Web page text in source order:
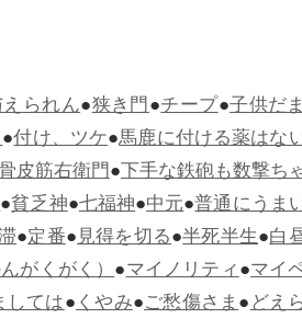
られん●狭き門●チープ●子供だ
●付け、ツケ●馬鹿に付ける薬はな
皮筋右衛門●下手な鉄砲も数撃ち
●貧乏神●七福神●中元●普通にうま
●定番●見得を切る●半死半生●白
がくがく）●マイノリティ●マイ
しては●くやみ●ご愁傷さま●どえ